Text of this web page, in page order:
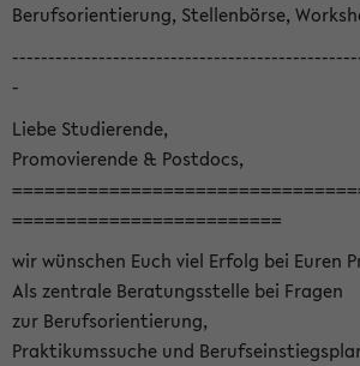
Berufsorientierung, Stellenbörse,
-
Liebe Studierende,
Promovierende & Postdocs,
=========================
wir wünschen Euch viel Erfolg bei Euren
Als zentrale Beratungsstelle bei Fragen
zur Berufsorientierung,
Praktikumssuche und